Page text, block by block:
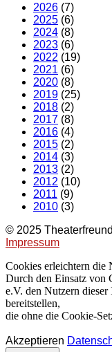
2026 (7)
2025 (6)
2024 (8)
2023 (6)
2022 (19)
2021 (6)
2020 (8)
2019 (25)
2018 (2)
2017 (8)
2016 (4)
2015 (2)
2014 (3)
2013 (2)
2012 (10)
2011 (9)
2010 (3)
© 2025
Impressum
Cookies erleichtern die
Durch den Einsatz von
e.V. den Nutzern dieser
bereitstellen,
die ohne die Cookie-
Akzeptieren